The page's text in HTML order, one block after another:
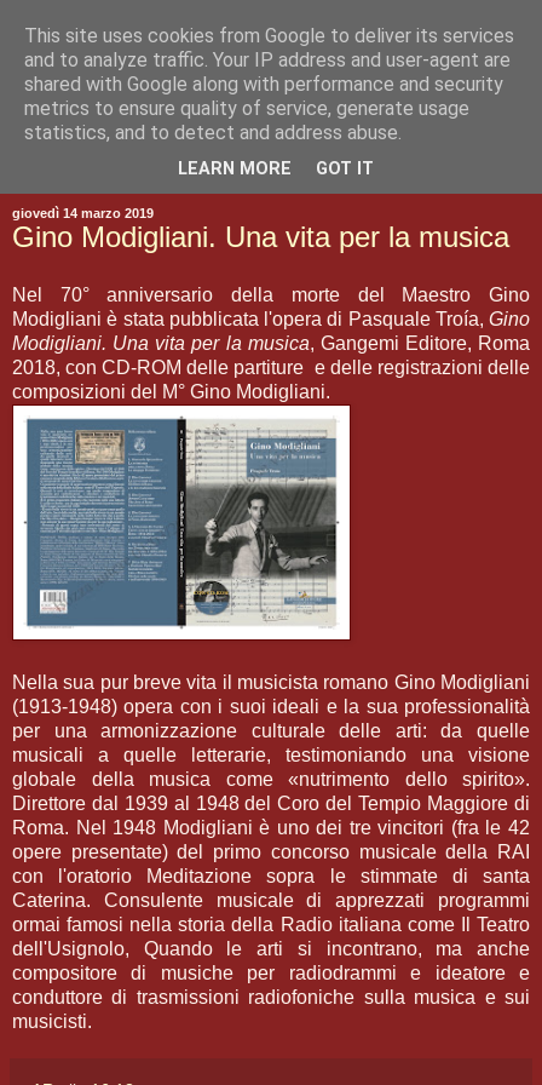
giovedì 14 marzo 2019
Gino Modigliani. Una vita per la musica
Nel 70° anniversario della morte del Maestro Gino
Modigliani è stata pubblicata l'opera di Pasquale Troía, Gino
Modigliani. Una vita per la musica, Gangemi Editore, Roma
2018, con CD-ROM delle partiture e delle registrazioni delle
composizioni del M° Gino Modigliani.
Nella sua pur breve vita il musicista romano Gino Modigliani
(1913-1948) opera con i suoi ideali e la sua professionalità
per una armonizzazione culturale delle arti: da quelle
musicali a quelle letterarie, testimoniando una visione
globale della musica come «nutrimento dello spirito».
Direttore dal 1939 al 1948 del Coro del Tempio Maggiore di
Roma. Nel 1948 Modigliani è uno dei tre vincitori (fra le 42
opere presentate) del primo concorso musicale della RAI
con l'oratorio Meditazione sopra le stimmate di santa
Caterina. Consulente musicale di apprezzati programmi
ormai famosi nella storia della Radio italiana come Il Teatro
dell'Usignolo, Quando le arti si incontrano, ma anche
compositore di musiche per radiodrammi e ideatore e
conduttore di trasmissioni radiofoniche sulla musica e sui
musicisti.
This site uses cookies from Google to deliver its services
and to analyze traffic. Your IP address and user-agent are
shared with Google along with performance and security
metrics to ensure quality of service, generate usage
statistics, and to detect and address abuse.
LEARN MORE GOT IT